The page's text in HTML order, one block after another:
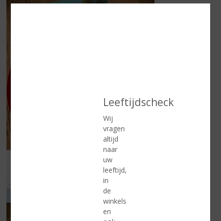
Leeftijdscheck
Wij
vragen
altijd
naar
uw
leeftijd,
in
de
winkels
en
Lees meer